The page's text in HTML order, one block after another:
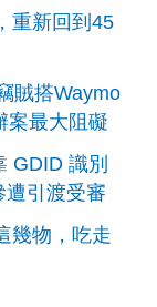
重新回到45
賊搭Waymo
案最大阻礙
GDID 識別
引渡受審
幾物，吃走